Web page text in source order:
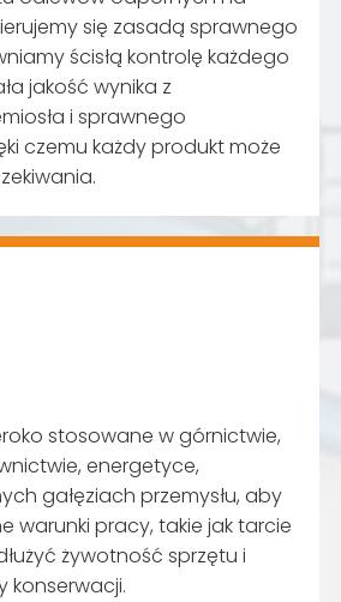
się zasadą sprawnego
ścisłą kontrolę każdego
jakość wynika z
i sprawnego
czemu każdy produkt może
stosowane w górnictwie,
energetyce,
gałęziach przemysłu, aby
warunki pracy, takie jak tarcie
żywotność sprzętu i
konserwacji.